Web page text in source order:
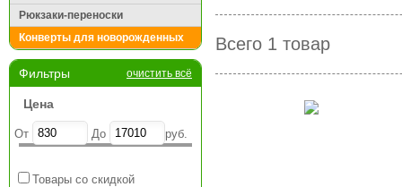
Рюкзаки-переноски
Конверты для новорожденных
Фильтры очистить всё
Цена
От До руб.
Товары со скидкой
Всего 1 товар